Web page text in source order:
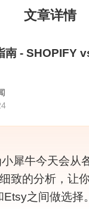
文章详情
- SHOPIFY
犀牛今天会从
致的分析，让
之间做选择。